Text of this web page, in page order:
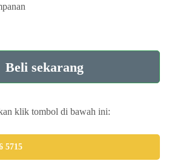
Beli sekarang
klik tombol di bawah ini:
5715